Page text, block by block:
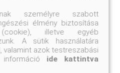
'Mint Julep'
ár
950 Ft
személyre szabott
élmény biztosítása
illetve egyéb
A sütik használatára
valamint azok testreszabási
információ ide kattintva